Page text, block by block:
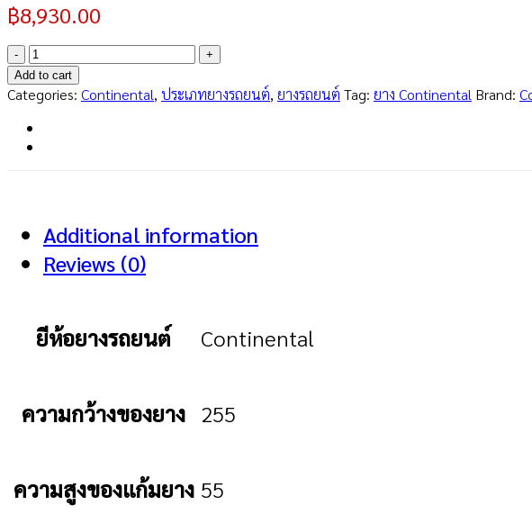
฿8,930.00
SportContact
5
SUV
255/55R18
quantity
Add to cart
Categories: Continental, ประเภทยางรถยนต์, ยางรถยนต์ Tag: ยาง Continental Brand:
Additional information
Reviews (0)
ยีห้อยางรถยนต์ Continental
ความกว้างของยาง 255
ความสูงของแก้มยาง 55